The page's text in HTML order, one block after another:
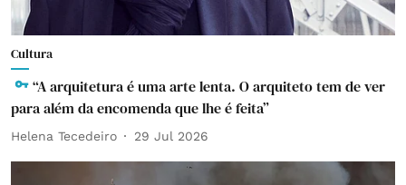
Cultura
“A arquitetura é uma arte lenta. O arquiteto tem de ver
para além da encomenda que lhe é feita”
Helena Tecedeiro 29 Jul 2026